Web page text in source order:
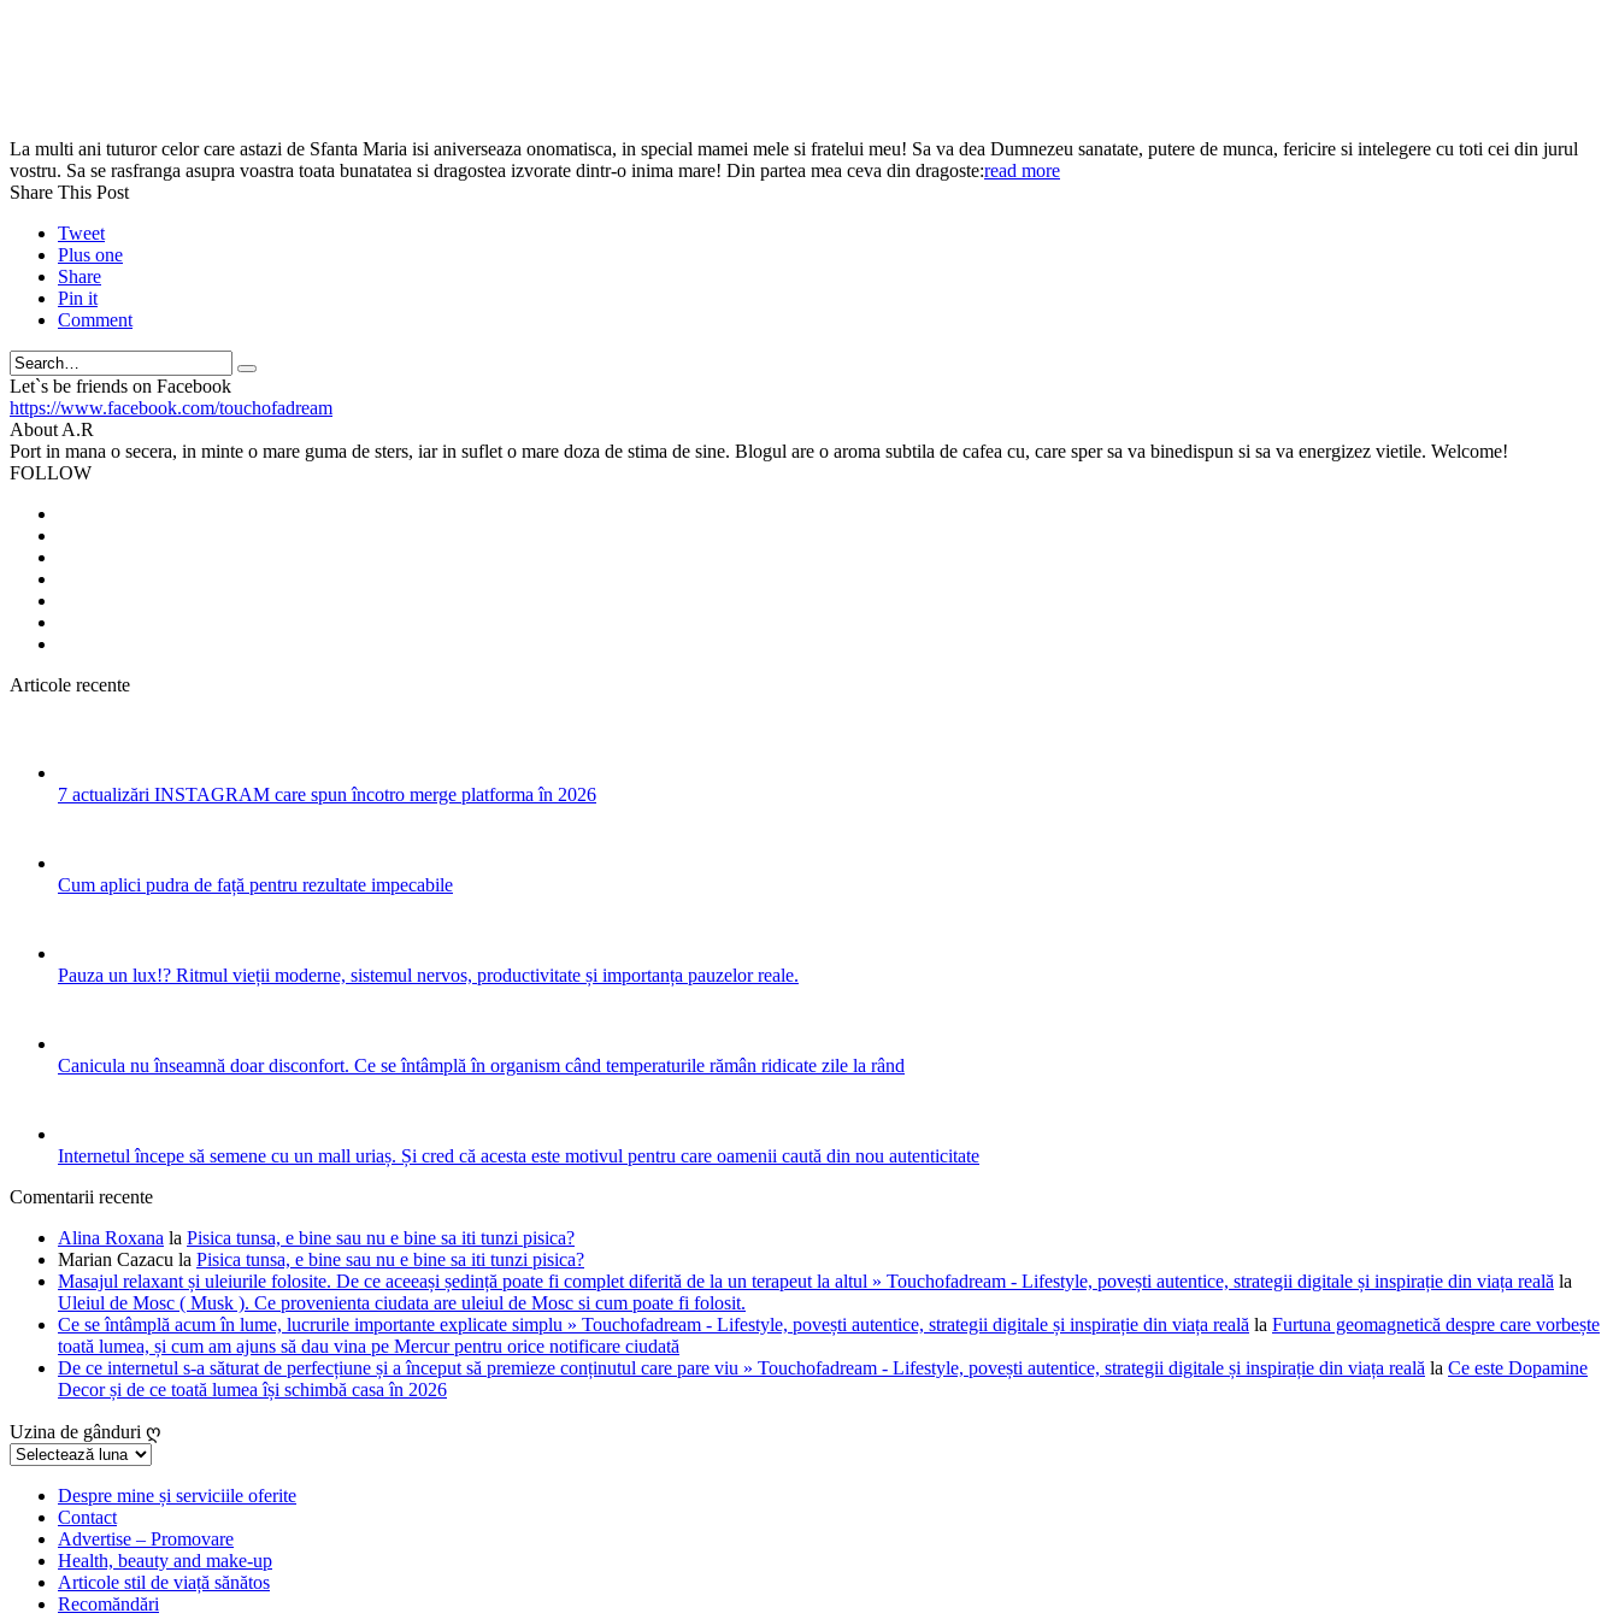
La multi ani tuturor celor care astazi de Sfanta Maria isi aniverseaza onomatisca, in special mamei mele si fratelui meu! Sa va dea Dumnezeu sanatate, putere de munca, fericire si intelegere cu toti cei din jurul
vostru. Sa se rasfranga asupra voastra toata bunatatea si dragostea izvorate dintr-o inima mare! Din partea mea ceva din dragoste:read more
Share This Post
Tweet
Plus one
Share
Pin it
Comment
Search
Let`s be friends on Facebook
https://www.facebook.com/touchofadream
About A.R
Port in mana o secera, in minte o mare guma de sters, iar in suflet o mare doza de stima de sine. Blogul are o aroma subtila de cafea cu, care sper sa va binedispun si sa va energizez vietile. Welcome!
FOLLOW
Articole recente
7 actualizări INSTAGRAM care spun încotro merge platforma în 2026
Cum aplici pudra de față pentru rezultate impecabile
Pauza un lux!? Ritmul vieții moderne, sistemul nervos, productivitate și importanța pauzelor reale.
Canicula nu înseamnă doar disconfort. Ce se întâmplă în organism când temperaturile rămân ridicate zile la rând
Internetul începe să semene cu un mall uriaș. Și cred că acesta este motivul pentru care oamenii caută din nou autenticitate
Comentarii recente
Alina Roxana la Pisica tunsa, e bine sau nu e bine sa iti tunzi pisica?
Marian Cazacu la Pisica tunsa, e bine sau nu e bine sa iti tunzi pisica?
Masajul relaxant și uleiurile folosite. De ce aceeași ședință poate fi complet diferită de la un terapeut la altul » Touchofadream - Lifestyle, povești autentice, strategii digitale și inspirație din viața reală la
Uleiul de Mosc ( Musk ). Ce provenienta ciudata are uleiul de Mosc si cum poate fi folosit.
Ce se întâmplă acum în lume, lucrurile importante explicate simplu » Touchofadream - Lifestyle, povești autentice, strategii digitale și inspirație din viața reală la Furtuna geomagnetică despre care vorbește
toată lumea, și cum am ajuns să dau vina pe Mercur pentru orice notificare ciudată
De ce internetul s-a săturat de perfecțiune și a început să premieze conținutul care pare viu » Touchofadream - Lifestyle, povești autentice, strategii digitale și inspirație din viața reală la Ce este Dopamine
Decor și de ce toată lumea își schimbă casa în 2026
Uzina de gânduri ღ
Uzina
gânduriDespre mine și serviciile oferite
Contact
Advertise – Promovare
Health, beauty and make-up
Articole stil de viață sănătos
Recomăndări